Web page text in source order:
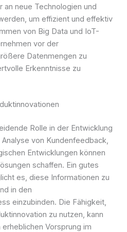
neue Technologien und
um effizient und effektiv
von Big Data und IoT-
vor der
Datenmengen zu
Erkenntnisse zu
Rolle in der Entwicklung
von Kundenfeedback,
Entwicklungen können
schaffen. Ein gutes
es, diese Informationen zu
in den
einzubinden. Die Fähigkeit,
zu nutzen, kann
Vorsprung im